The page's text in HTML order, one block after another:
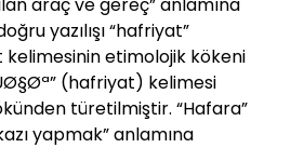
yazılışı “hafriyat”
etimolojik kökeni
(hafriyat) kelimesi
türetilmiştir. “Hafara”
yapmak” anlamına